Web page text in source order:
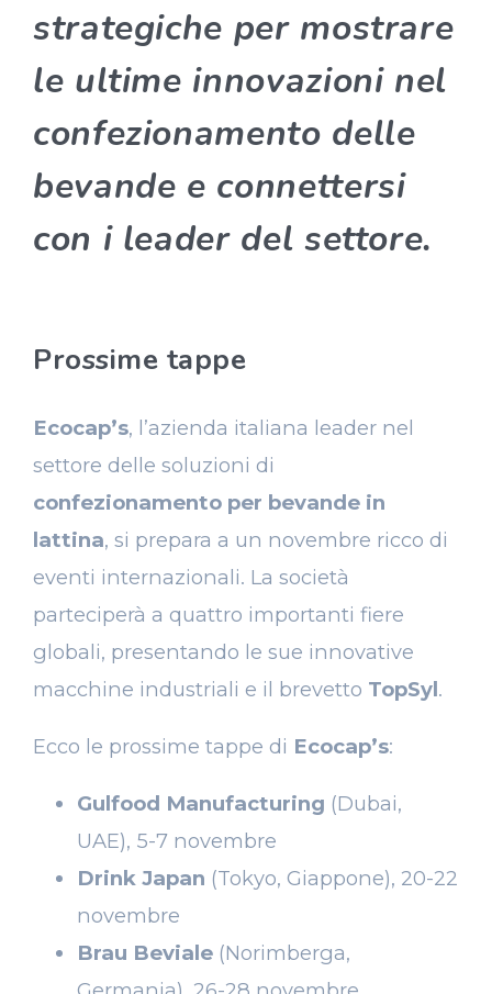
strategiche per mostrare
le ultime innovazioni nel
confezionamento delle
bevande e connettersi
con i leader del settore.
Prossime tappe
Ecocap’s, l’azienda italiana leader nel
settore delle soluzioni di
confezionamento per bevande in
lattina, si prepara a un novembre ricco di
eventi internazionali. La società
parteciperà a quattro importanti fiere
globali, presentando le sue innovative
macchine industriali e il brevetto TopSyl.
Ecco le prossime tappe di Ecocap’s:
Gulfood Manufacturing (Dubai,
UAE), 5-7 novembre
Drink Japan (Tokyo, Giappone), 20-22
novembre
Brau Beviale (Norimberga,